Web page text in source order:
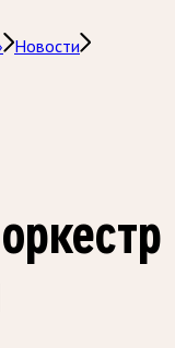
Новости